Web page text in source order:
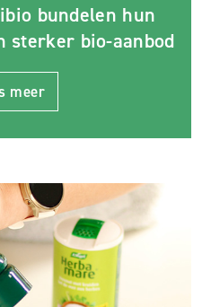
bundelen hun
sterker bio-aanbod
meer